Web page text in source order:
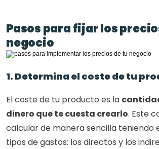
Pasos para fijar los
negocio
1. Determina el coste de tu
El coste de tu producto es la
dinero que te cuesta crearlo. Este
calcular de manera sencilla teniendo
tipos de gastos: los directos y los